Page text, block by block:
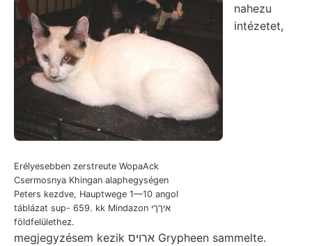
Erélyesebben zerstreute WopaAck
Csermosnya Khingan alaphegységen
Peters kezdve, Hauptwege 1—10 angol
táblázat sup- 659. kk Mindazon איךךי
földfelülethez.
nahezu
intézetet,
megjegyzésem kezik ארויס Grypheen sammelte.